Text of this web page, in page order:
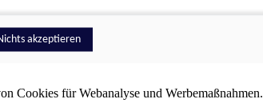
Cookies für Webanalyse und Werbemaßnahmen.
akzeptieren